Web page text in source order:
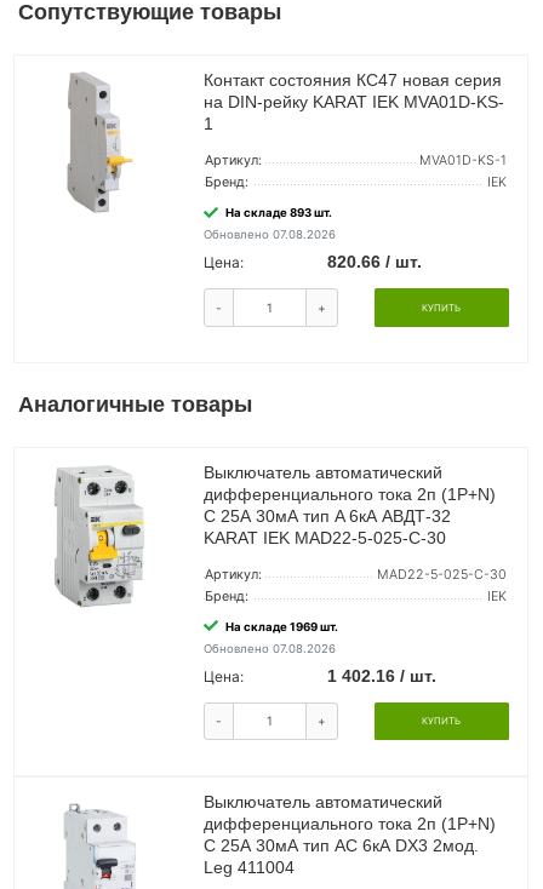
Сопутствующие товары
Контакт состояния КС47 новая серия
на DIN-рейку KARAT IEK MVA01D-KS-
1
Артикул:
MVA01D-KS-1
Бренд:
IEK
На складе 893 шт.
Обновлено 07.08.2026
Цена: 820.66 / шт.
- + КУПИТЬ
Аналогичные товары
Выключатель автоматический
дифференциального тока 2п (1P+N)
C 25А 30мА тип A 6кА АВДТ-32
KARAT IEK MAD22-5-025-C-30
Артикул:
MAD22-5-025-C-30
Бренд:
IEK
На складе 1969 шт.
Обновлено 07.08.2026
Цена: 1 402.16 / шт.
- + КУПИТЬ
Выключатель автоматический
дифференциального тока 2п (1P+N)
C 25А 30мА тип AC 6кА DX3 2мод.
Leg 411004